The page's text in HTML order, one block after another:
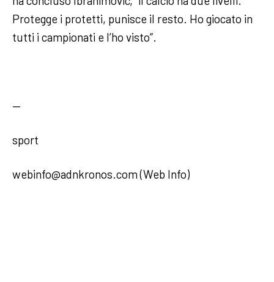
Protegge i protetti, punisce il resto. Ho giocato in
tutti i campionati e l’ho visto”.
—
sport
webinfo@adnkronos.com (Web Info)